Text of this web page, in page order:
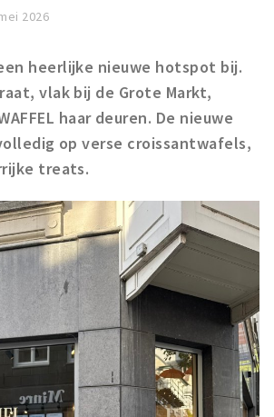
hulp
2026
heerlijke nieuwe hotspot bij.
vlak bij de Grote Markt,
haar deuren. De nieuwe
op verse croissantwafels,
treats.